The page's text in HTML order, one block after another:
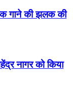
गाने की झलक की
नागर को किया